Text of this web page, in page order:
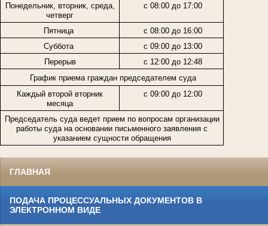
Понедельник, вторник, среда,
четверг
с 08:00 до 17:00
Пятница
с 08:00 до 16:00
Суббота
с 09:00 до 13:00
Перерыв
с 12:00 до 12:48
График приема граждан председателем суда
Каждый второй вторник
месяца
с 09:00 до 12:00
Председатель суда ведет прием по вопросам организации
работы суда на основании письменного заявления с
указанием сущности обращения
ГЛАВНАЯ
ПОДАЧА ПРОЦЕССУАЛЬНЫХ ДОКУМЕНТОВ В
ЭЛЕКТРОННОМ ВИДЕ